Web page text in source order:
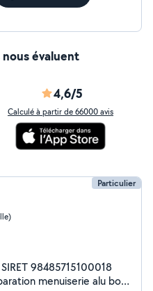
évaluent
4,6/5
Calculé à partir de 66000 avis
Particulier